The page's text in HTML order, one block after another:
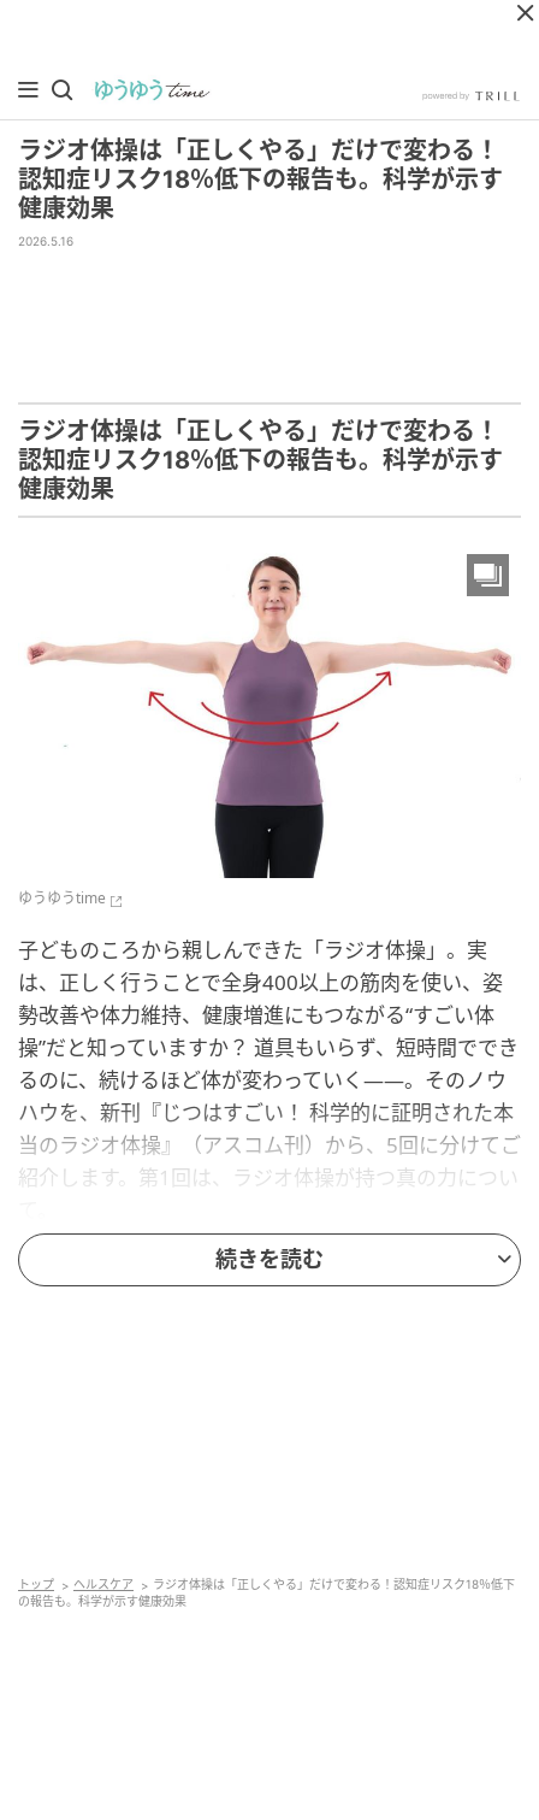
ラジオ体操は「正しくやる」だけで変わる！
認知症リスク18％低下の報告も。科学が示す
健康効果
2026.5.16
ラジオ体操は「正しくやる」だけで変わる！
認知症リスク18％低下の報告も。科学が示す
健康効果
ゆうゆうtime
子どものころから親しんできた「ラジオ体操」。実
は、正しく行うことで全身400以上の筋肉を使い、姿
勢改善や体力維持、健康増進にもつながる“すごい体
操”だと知っていますか？ 道具もいらず、短時間ででき
るのに、続けるほど体が変わっていく——。そのノウ
ハウを、新刊『じつはすごい！ 科学的に証明された本
当のラジオ体操』（アスコム刊）から、5回に分けてご
紹介します。第1回は、ラジオ体操が持つ真の力につい
科学的に証明されたラジオ体操の力！
続きを読む
トップ ヘルスケア
ラジオ体操は「正しくやる」だけで変わる！認知症リスク18％低下
の報告も。科学が示す健康効果